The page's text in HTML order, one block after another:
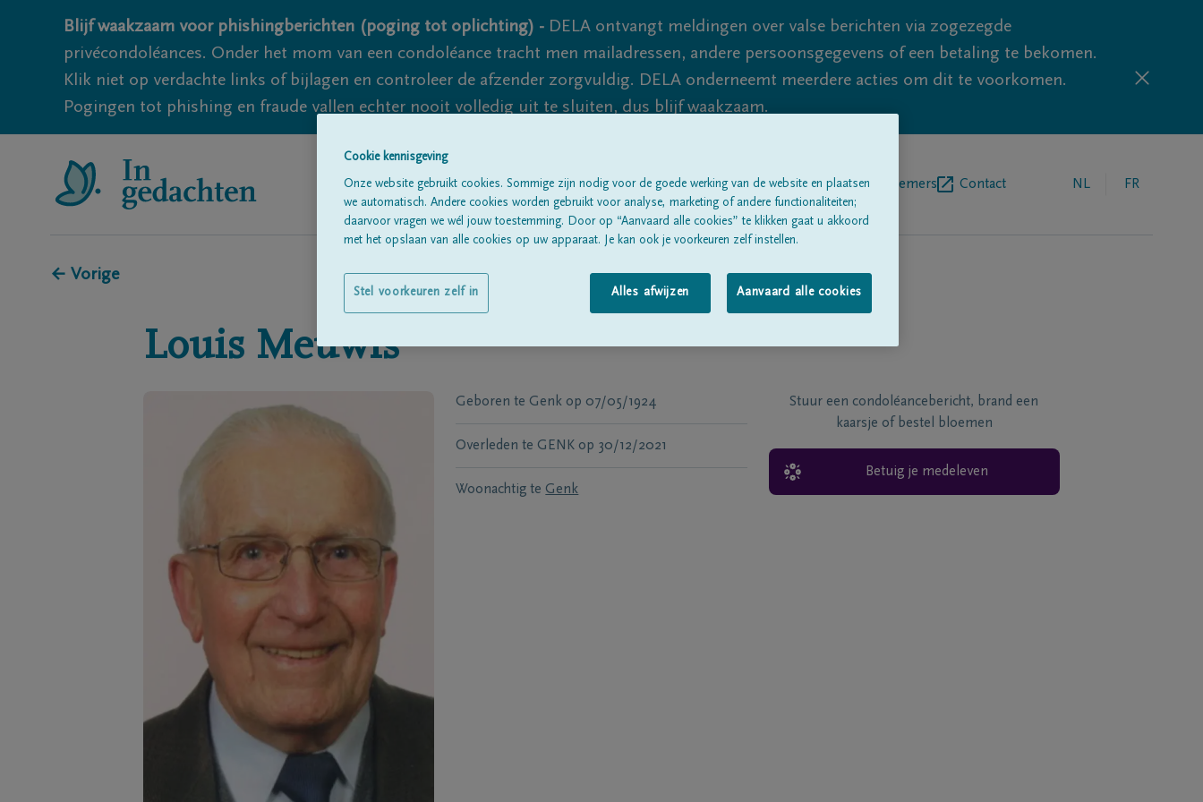
Blijf waakzaam voor phishingberichten (poging tot oplichting) - DELA ontvangt meldingen over valse berichten via zogezegde
privécondoléances. Onder het mom van een condoléance tracht men mailadressen, andere persoonsgegevens of een betaling te bekomen.
Klik niet op verdachte links of bijlagen en controleer de afzender zorgvuldig. DELA onderneemt meerdere acties om dit te voorkomen.
Pogingen tot phishing en fraude vallen echter nooit volledig uit te sluiten, dus blijf waakzaam.
Alle rouwberichtenOver onsBegrafenisondernemers Contact NL FR
← Vorige
Louis Meuwis
Geboren te Genk op 07/05/1924
Overleden te GENK op 30/12/2021
Woonachtig te Genk
Stuur een condoléancebericht, brand een
kaarsje of bestel bloemen
Betuig je medeleven
Cookie kennisgeving
Onze website gebruikt cookies. Sommige zijn nodig voor de goede werking van de website en plaatsen
we automatisch. Andere cookies worden gebruikt voor analyse, marketing of andere functionaliteiten;
daarvoor vragen we wél jouw toestemming. Door op “Aanvaard alle cookies” te klikken gaat u akkoord
met het opslaan van alle cookies op uw apparaat. Je kan ook je voorkeuren zelf instellen.
Alles afwijzen Aanvaard alle cookies
Stel voorkeuren zelf in